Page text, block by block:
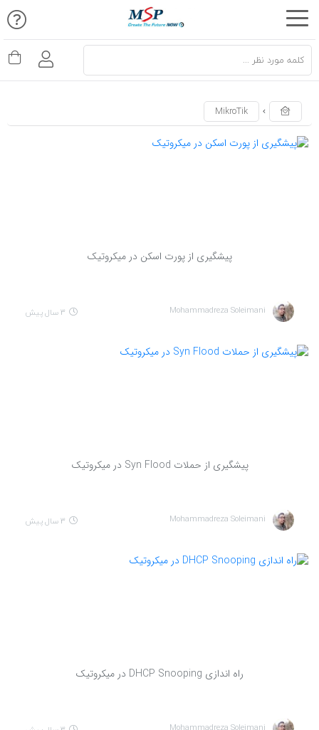
اشتراک
با
استفاده
از
روش‌های
خود
اشتراک
MikroTik
پیشگیری از پورت اسکن در میکروتیک
Mohammadreza Soleimani 3 سال پیش
پیشگیری از حملات Syn Flood در میکروتیک
Mohammadreza Soleimani 3 سال پیش
راه اندازی DHCP Snooping در میکروتیک